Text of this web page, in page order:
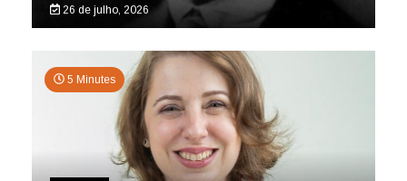
26 de julho, 2026
5 Minutes